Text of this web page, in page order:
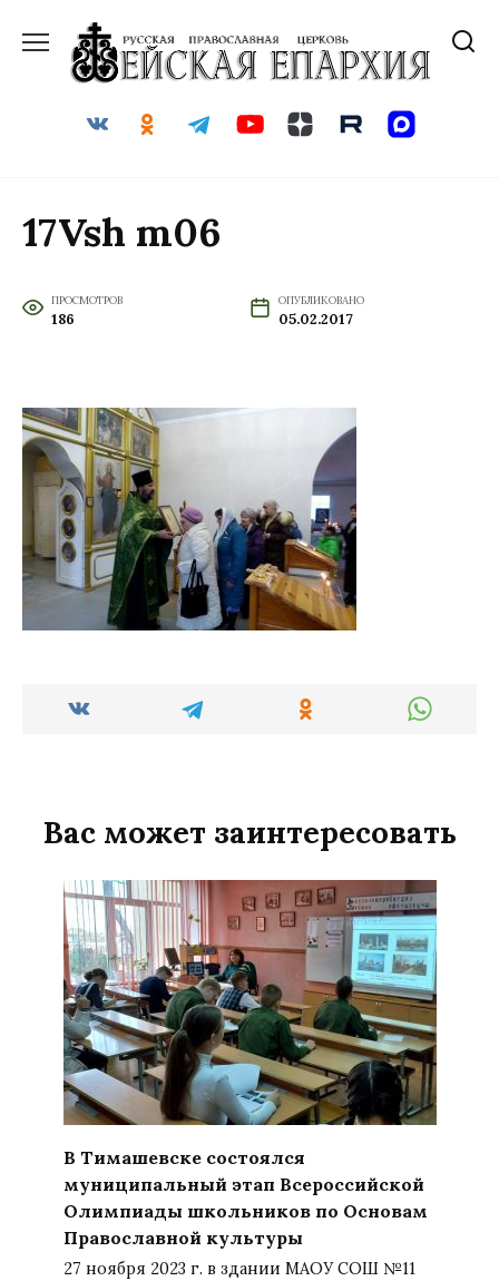
содержанию
17Vsh m06
ПРОСМОТРОВ
186
ОПУБЛИКОВАНО
05.02.2017
Вас может заинтересовать
В Тимашевске состоялся
муниципальный этап Всероссийской
Олимпиады школьников по Основам
Православной культуры
27 ноября 2023 г. в здании МАОУ СОШ №11